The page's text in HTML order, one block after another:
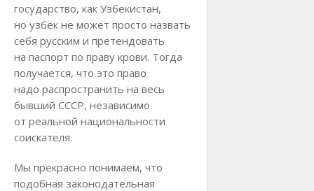
государство, как Узбекистан,
но узбек не может просто назвать
себя русским и претендовать
на паспорт по праву крови. Тогда
получается, что это право
надо распространить на весь
бывший СССР, независимо
от реальной национальности
соискателя.
Мы прекрасно понимаем, что
подобная законодательная